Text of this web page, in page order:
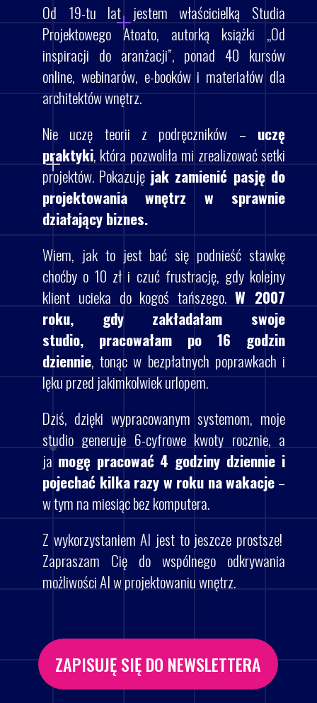
Od 19-tu lat jestem właścicielką Studia
Projektowego Atoato, autorką książki „Od
inspiracji do aranżacji”, ponad 40 kursów
online, webinarów, e-booków i materiałów dla
architektów wnętrz.
Nie uczę teorii z podręczników – uczę
praktyki, która pozwoliła mi zrealizować setki
projektów. Pokazuję jak zamienić pasję do
projektowania wnętrz w sprawnie
działający biznes.
Wiem, jak to jest bać się podnieść stawkę
choćby o 10 zł i czuć frustrację, gdy kolejny
klient ucieka do kogoś tańszego. W 2007
roku, gdy zakładałam swoje
studio, pracowałam po 16 godzin
dziennie, tonąc w bezpłatnych poprawkach i
lęku przed jakimkolwiek urlopem.
Dziś, dzięki wypracowanym systemom, moje
studio generuje 6-cyfrowe kwoty rocznie, a
ja mogę pracować 4 godziny dziennie i
pojechać kilka razy w roku na wakacje–
w tym na miesiąc bez komputera.
Z wykorzystaniem AI jest to jeszcze prostsze!
Zapraszam Cię do wspólnego odkrywania
możliwości AI w projektowaniu wnętrz.
ZAPISUJĘ SIĘ DO NEWSLETTERA